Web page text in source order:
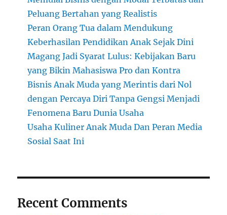
Peluang Bertahan yang Realistis
Peran Orang Tua dalam Mendukung
Keberhasilan Pendidikan Anak Sejak Dini
Magang Jadi Syarat Lulus: Kebijakan Baru
yang Bikin Mahasiswa Pro dan Kontra
Bisnis Anak Muda yang Merintis dari Nol
dengan Percaya Diri Tanpa Gengsi Menjadi
Fenomena Baru Dunia Usaha
Usaha Kuliner Anak Muda Dan Peran Media
Sosial Saat Ini
Recent Comments